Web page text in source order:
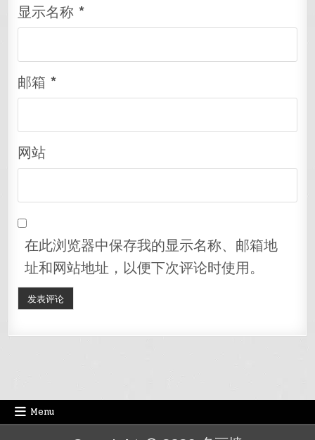
显示名称*
邮箱*
网站
在此浏览器中保存我的显示名称、邮箱地
址和网站地址，以便下次评论时使用。
Menu